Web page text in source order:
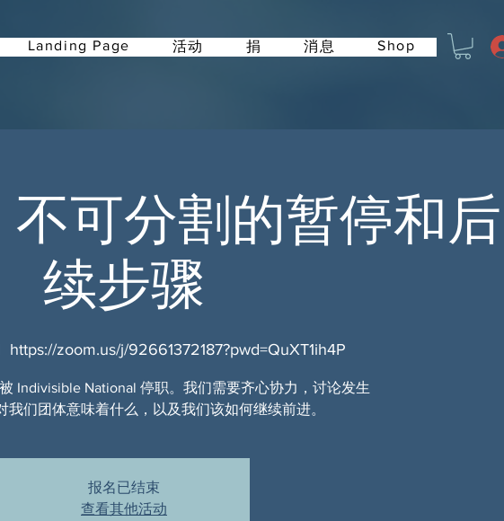
Landing Page 活动 捐 消息 Shop
可分割的暂停和后
续步骤
https://zoom.us/j/92661372187?pwd=QuXT1ih4P
Indivisible National 停职。我们需要齐心协力，讨论发生
我们团体意味着什么，以及我们该如何继续前进。
报名已结束
查看其他活动